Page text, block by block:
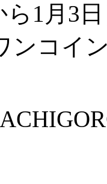
ら1月3
ンコイ